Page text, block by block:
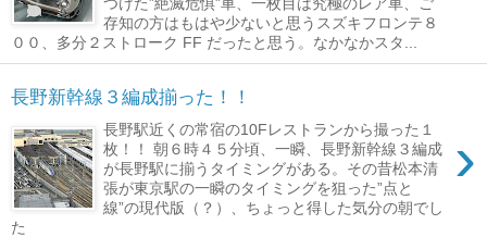
存知の方はもはや少ないと思うスズキフロンテ８
００、多分２ストローク FF だったと思う。なかなかスタ...
長野新幹線３編成揃った！！
›
長野駅近くの常宿の10Fレストランから撮った１
枚！！ 朝６時４５分頃、一瞬、長野新幹線３編成
が長野駅に揃うタイミングがある。その昔松本清
張が東京駅の一瞬のタイミングを狙った”点と
線”の現代版（？）、ちょっと得した気分の朝でし
た